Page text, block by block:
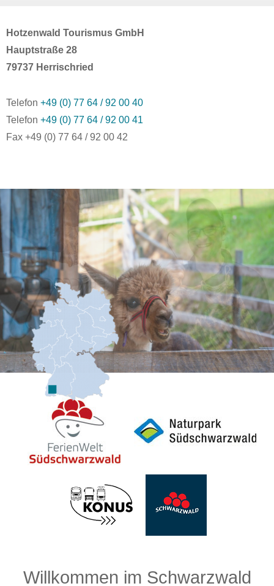
Hotzenwald Tourismus GmbH
Hauptstraße 28
79737 Herrischried
Telefon +49 (0) 77 64 / 92 00 40
Telefon +49 (0) 77 64 / 92 00 41
Fax +49 (0) 77 64 / 92 00 42
Willkommen im Schwarzwald